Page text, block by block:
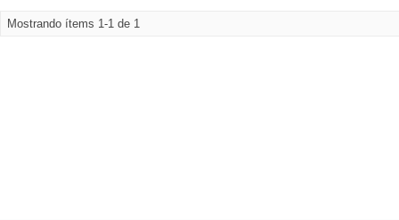
Mostrando ítems 1-1 de 1